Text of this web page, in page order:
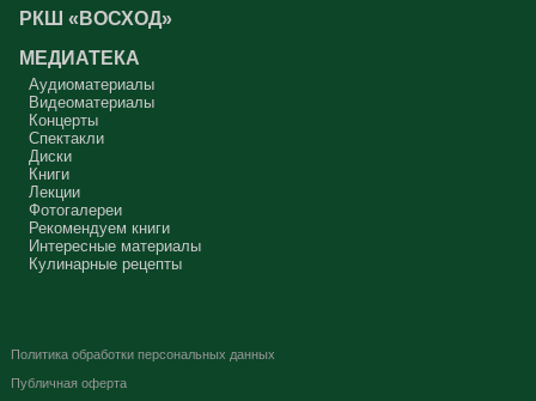
РКШ «ВОСХОД»
МЕДИАТЕКА
Аудиоматериалы
Видеоматериалы
Концерты
Спектакли
Диски
Книги
Лекции
Фотогалереи
Рекомендуем книги
Интересные материалы
Кулинарные рецепты
Политика обработки персональных данных
Публичная оферта